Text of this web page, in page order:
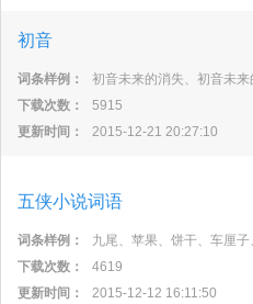
初音
词条样例：
初音未来的消失、初音未
下载次数：
5915
更新时间：
2015-12-21 20:27:10
五侠小说词语
词条样例：
九尾、苹果、饼干、车厘
下载次数：
4619
更新时间：
2015-12-12 16:11:50